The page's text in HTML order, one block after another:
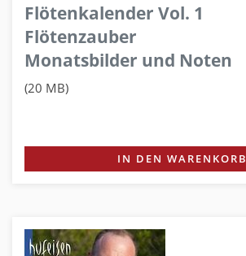
Flötenkalender Vol. 1
Flötenzauber
Monatsbilder und Noten
(20 MB)
IN DEN WARENKORB